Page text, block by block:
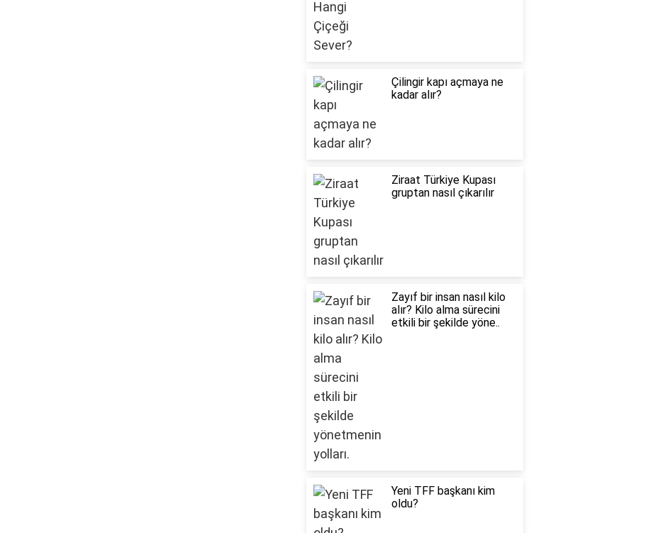
Çilingir kapı açmaya ne
kadar alır?
Ziraat Türkiye Kupası
gruptan nasıl çıkarılır
Zayıf bir insan nasıl kilo
alır? Kilo alma sürecini
etkili bir şekilde yöne..
Yeni TFF başkanı kim
oldu?